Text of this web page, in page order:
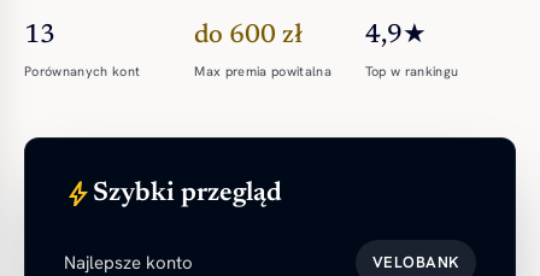
13
Porównanych kont
do 600 zł
Max premia powitalna
4,9★
Top w rankingu
bolt Szybki przegląd
Najlepsze konto VELOBANK